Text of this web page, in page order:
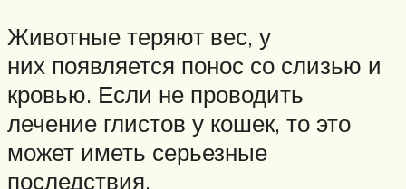
Животные теряют вес, у
них появляется понос со слизью и
кровью. Если не проводить
лечение глистов у кошек, то это
может иметь серьезные
последствия.